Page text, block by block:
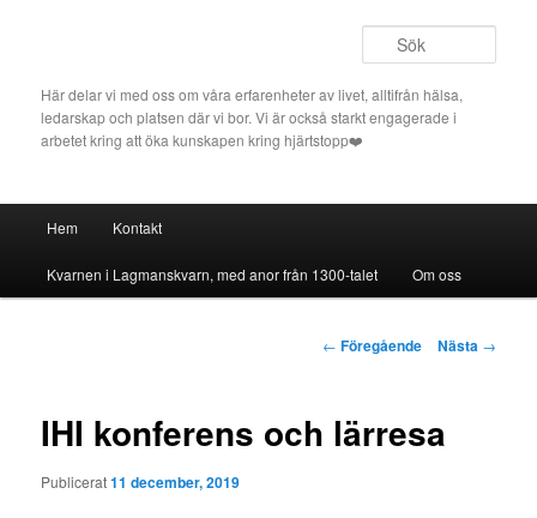
innehållHär delar vi med oss om våra erfarenheter av livet, alltifrån hälsa,
ledarskap och platsen där vi bor. Vi är också starkt engagerade i
arbetet kring att öka kunskapen kring hjärtstopp❤️
Hem Kontakt
Kvarnen i Lagmanskvarn, med anor från 1300-talet Om oss
Inläggsnavigering
← Föregående Nästa →
IHI konferens och lärresa
Publicerat11 december, 2019